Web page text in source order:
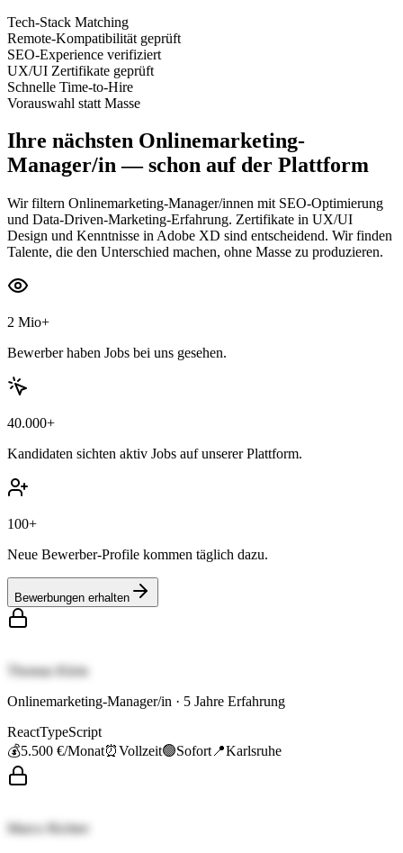
Tech-Stack Matching
Remote-Kompatibilität geprüft
SEO-Experience verifiziert
UX/UI Zertifikate geprüft
Schnelle Time-to-Hire
Vorauswahl statt Masse
Ihre nächsten Onlinemarketing-
Manager/in— schon auf der Plattform
Wir filtern Onlinemarketing-Manager/innen mit SEO-Optimierung
und Data-Driven-Marketing-Erfahrung. Zertifikate in UX/UI
Design und Kenntnisse in Adobe XD sind entscheidend. Wir finden
Talente, die den Unterschied machen, ohne Masse zu produzieren.
2 Mio+
Bewerber haben Jobs bei uns gesehen.
40.000+
Kandidaten sichten aktiv Jobs auf unserer Plattform.
100+
Neue Bewerber-Profile kommen täglich dazu.
Bewerbungen erhalten
Thomas Klein
Onlinemarketing-Manager/in · 5 Jahre Erfahrung
ReactTypeScript
💰5.500 €/Monat⏰Vollzeit🟢Sofort 📍Karlsruhe
Marco Richter